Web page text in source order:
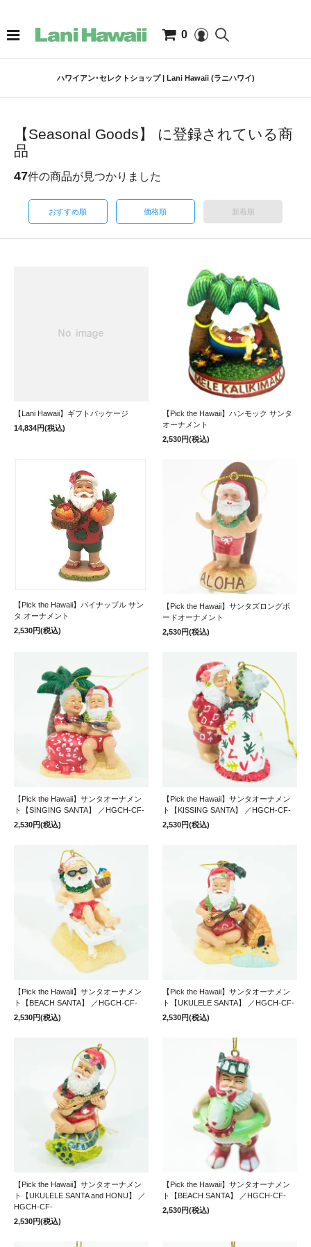
0
ハワイアン･セレクトショップ | Lani Hawaii (ラニハワイ)
【Seasonal Goods】 に登録されている商
品
47件の商品が見つかりました
おすすめ順 価格順 新着順
【Lani Hawaii】ギフトパッケージ
14,834円(税込)
【Pick the Hawaii】ハンモック サンタ
オーナメント
2,530円(税込)
【Pick the Hawaii】パイナップル サン
タ オーナメント
2,530円(税込)
【Pick the Hawaii】サンタズロングボ
ードオーナメント
2,530円(税込)
【Pick the Hawaii】サンタオーナメン
ト【SINGING SANTA】 ／HGCH-CF-
2,530円(税込)
【Pick the Hawaii】サンタオーナメン
ト【KISSING SANTA】 ／HGCH-CF-
2,530円(税込)
【Pick the Hawaii】サンタオーナメン
ト【BEACH SANTA】 ／HGCH-CF-
2,530円(税込)
【Pick the Hawaii】サンタオーナメン
ト【UKULELE SANTA】 ／HGCH-CF-
2,530円(税込)
【Pick the Hawaii】サンタオーナメン
ト【UKULELE SANTA and HONU】 ／
HGCH-CF-
2,530円(税込)
【Pick the Hawaii】サンタオーナメン
ト【BEACH SANTA】 ／HGCH-CF-
2,530円(税込)